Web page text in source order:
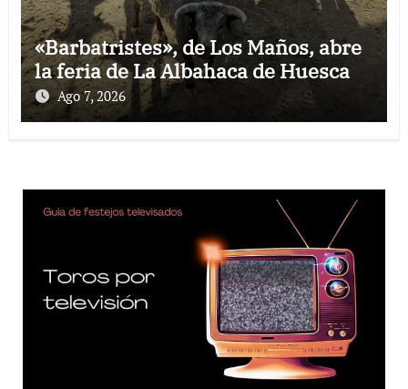
«Barbatristes», de Los Maños, abre
la feria de La Albahaca de Huesca
Ago 7, 2026